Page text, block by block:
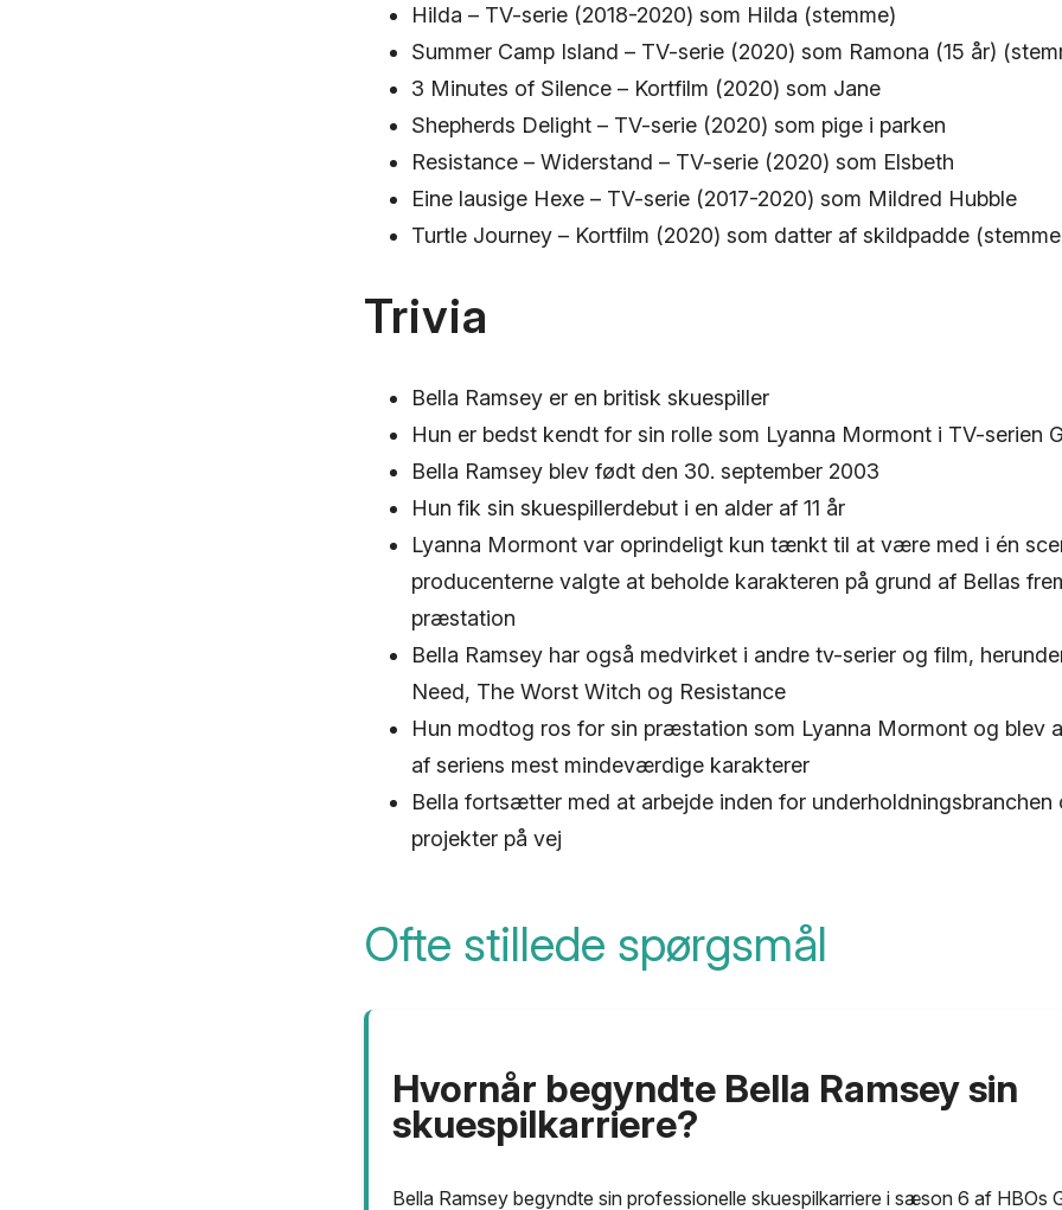
Hilda – TV-serie (2018-2020) som Hilda (stemme)
Summer Camp Island – TV-serie (2020) som Ramona (15 år)
3 Minutes of Silence – Kortfilm (2020) som Jane
Shepherds Delight – TV-serie (2020) som pige i parken
Resistance – Widerstand – TV-serie (2020) som Elsbeth
Eine lausige Hexe – TV-serie (2017-2020) som Mildred Hubble
Turtle Journey – Kortfilm (2020) som datter af skildpadde
Trivia
Bella Ramsey er en britisk skuespiller
Hun er bedst kendt for sin rolle som Lyanna Mormont i TV-serien
Bella Ramsey blev født den 30. september 2003
Hun fik sin skuespillerdebut i en alder af 11 år
Lyanna Mormont var oprindeligt kun tænkt til at være med i én
producenterne valgte at beholde karakteren på grund af Bellas
præstation
Bella Ramsey har også medvirket i andre tv-serier og film,
Need, The Worst Witch og Resistance
Hun modtog ros for sin præstation som Lyanna Mormont og blev
af seriens mest mindeværdige karakterer
Bella fortsætter med at arbejde inden for underholdningsbranchen
projekter på vej
Ofte stillede spørgsmål
Hvornår begyndte Bella Ramsey sin
skuespilkarriere?
Bella Ramsey begyndte sin professionelle skuespilkarriere i sæson 6 af HBOs